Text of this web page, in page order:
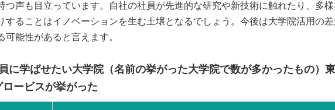
つ声も目立っています。自社の社員が先進的な研究や新技術に触れたり、多
することはイノベーションを生む土壌となるでしょう。今後は大学院活用の
可能性があると言えます。
に学ばせたい大学院（名前の挙がった大学院で数が多かったもの）東
ービスが挙がった